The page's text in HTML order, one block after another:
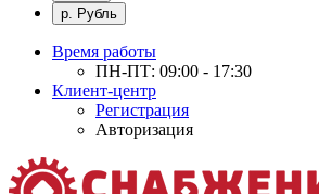
р. Рубль
Время работы
ПН-ПТ: 09:00 - 17:30
Клиент-центр
Регистрация
Авторизация